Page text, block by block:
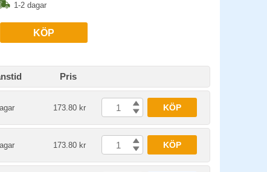
1-2 dagar
KÖP
Pris
173.80 kr KÖP
173.80 kr KÖP